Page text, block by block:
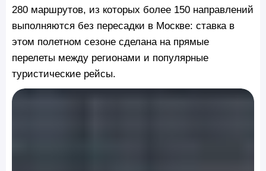
280 маршрутов, из которых более 150 направлений
выполняются без пересадки в Москве: ставка в
этом полетном сезоне сделана на прямые
перелеты между регионами и популярные
туристические рейсы.